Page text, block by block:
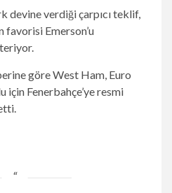
devine verdiği çarpıcı teklif,
favorisi Emerson’u
göre West Ham, Euro
için Fenerbahçe’ye resmi